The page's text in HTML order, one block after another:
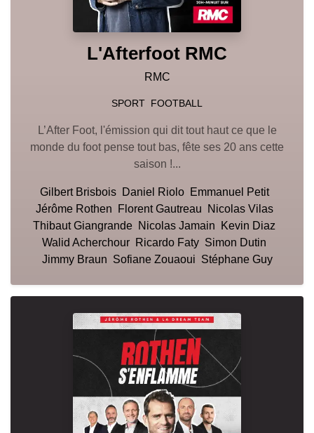
L'Afterfoot RMC
RMC
SPORT FOOTBALL
L’After Foot, l'émission qui dit tout haut ce que le
monde du foot pense tout bas, fête ses 20 ans cette
saison !...
Gilbert Brisbois Daniel Riolo
Emmanuel Petit
Jérôme Rothen
Florent Gautreau
Nicolas Vilas
Thibaut Giangrande Nicolas Jamain
Kevin Diaz
Walid Acherchour Ricardo Faty Simon Dutin
Jimmy Braun Sofiane Zouaoui Stéphane Guy